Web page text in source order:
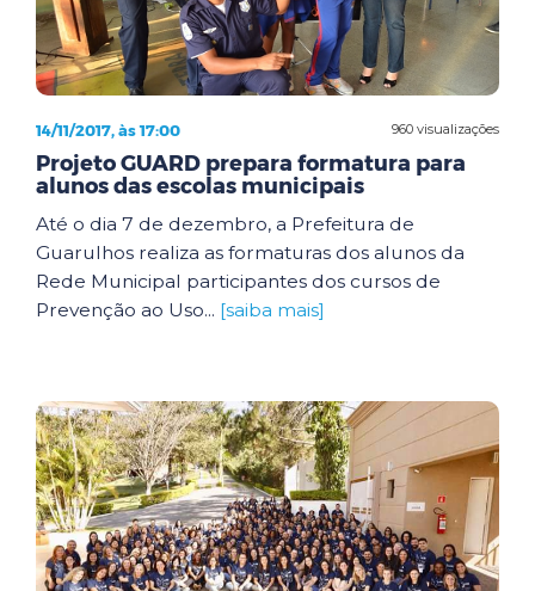
960 visualizações
14/11/2017, às 17:00
Projeto GUARD prepara formatura para
alunos das escolas municipais
Até o dia 7 de dezembro, a Prefeitura de
Guarulhos realiza as formaturas dos alunos da
Rede Municipal participantes dos cursos de
Prevenção ao Uso... [saiba mais]